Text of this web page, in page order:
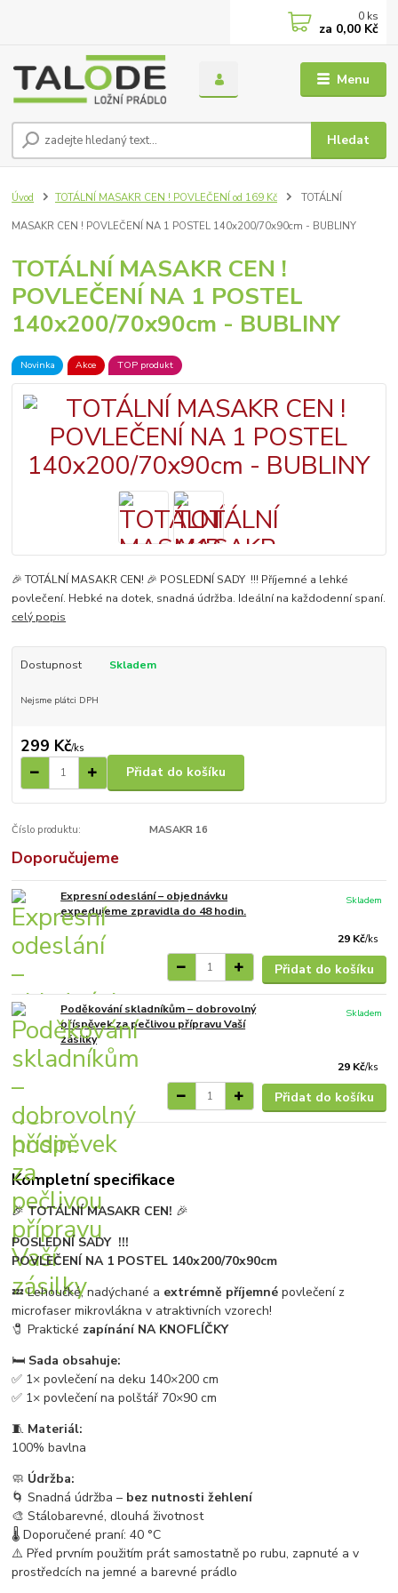
Menu
Hledat
0 ks
za 0,00 Kč
Úvod TOTÁLNÍ MASAKR CEN ! POVLEČENÍ od 169 Kč TOTÁLNÍ
MASAKR CEN ! POVLEČENÍ NA 1 POSTEL 140x200/70x90cm - BUBLINY
TOTÁLNÍ MASAKR CEN !
POVLEČENÍ NA 1 POSTEL
140x200/70x90cm - BUBLINY
Novinka Akce TOP produkt
🎉 TOTÁLNÍ MASAKR CEN! 🎉 POSLEDNÍ SADY !!! Příjemné a lehké
povlečení. Hebké na dotek, snadná údržba. Ideální na každodenní spaní.
celý popis
Dostupnost Skladem
Nejsme plátci DPH
299 Kč/ks
Přidat do košíku
Číslo produktu: MASAKR 16
Doporučujeme
Expresní odeslání – objednávku
expedujeme zpravidla do 48 hodin.
29 Kč/ks
Skladem
Přidat do košíku
Poděkování skladníkům – dobrovolný
příspěvek za pečlivou přípravu Vaší
zásilky
29 Kč/ks
Skladem
Přidat do košíku
Kompletní specifikace
🎉TOTÁLNÍ MASAKR CEN! 🎉
POSLEDNÍ SADY !!!
POVLEČENÍ NA 1 POSTEL 140x200/70x90cm
💤 Lehoučké, nadýchané a extrémně příjemné povlečení z
microfaser mikrovlákna v atraktivních vzorech!
🧷 Praktické zapínání NA KNOFLÍČKY
🛏️ Sada obsahuje:
✅ 1× povlečení na deku 140×200 cm
✅ 1× povlečení na polštář 70×90 cm
🧵 Materiál:
100% bavlna
🧼 Údržba:
🌀 Snadná údržba – bez nutnosti žehlení
🎨 Stálobarevné, dlouhá životnost
🌡️ Doporučené praní: 40 °C
⚠️ Před prvním použitím prát samostatně po rubu, zapnuté a v
prostředcích na jemné a barevné prádlo